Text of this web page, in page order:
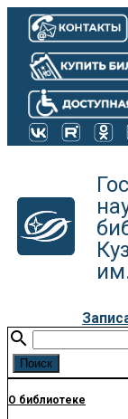
search
О библиотеке